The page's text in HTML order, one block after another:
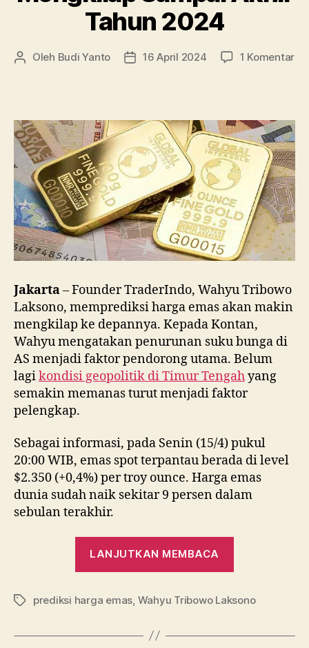
Tahun 2024
Penulis
Oleh Budi Yanto
Tanggal
16 April 2024 1 Komentar
Jakarta– Founder TraderIndo, Wahyu Tribowo
Laksono, memprediksi harga emas akan makin
mengkilap ke depannya. Kepada Kontan,
Wahyu mengatakan penurunan suku bunga di
AS menjadi faktor pendorong utama. Belum
lagikondisi geopolitik di Timur Tengahyang
semakin memanas turut menjadi faktor
pelengkap.
Sebagai informasi, pada Senin (15/4) pukul
20:00 WIB, emas spot terpantau berada di level
$2.350 (+0,4%) per troy ounce. Harga emas
dunia sudah naik sekitar 9 persen dalam
sebulan terakhir.
LANJUTKAN MEMBACA
Sampai
Tahun
Tag prediksi harga emas Wahyu Tribowo Laksono